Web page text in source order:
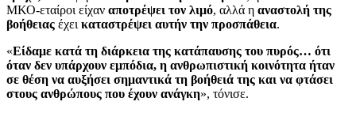
ΜΚΟ-εταίροι είχαν αποτρέψει τον λιμό, αλλά η αναστολή της
βοήθειας έχει καταστρέψει αυτήν την προσπάθεια.
«Είδαμε κατά τη διάρκεια της κατάπαυσης του πυρός… ότι
όταν δεν υπάρχουν εμπόδια, η ανθρωπιστική κοινότητα ήταν
σε θέση να αυξήσει σημαντικά τη βοήθειά της και να φτάσει
στους ανθρώπους που έχουν ανάγκη», τόνισε.